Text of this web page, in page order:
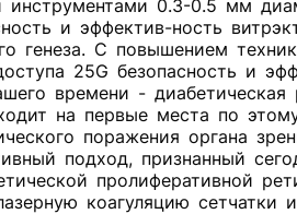
0.3-0.5 мм
и эффектив-ность
генеза. С повышением
25G безопасность и
времени - диабетическая
на первые места по
поражения органа
подход, признанный
пролиферативной
коагуляцию сетчатки